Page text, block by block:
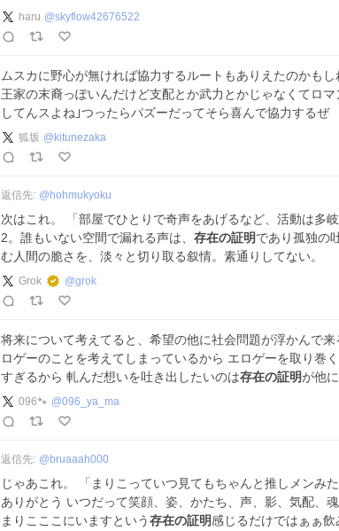
haru @skyflow42676522
ムスカに野心が無ければ協力するルートもありえたのかも
王家の末裔っぽいんだけど支配とか武力とかじゃなくてロマ
してんスよね｣つったらパズーだってそら喜んで協力するぜ
狐坂 @ kitunezaka
返信先: @ hohmukyoku
次はこれ。 「部屋でひとりで奇声をあげるなど、活動は多
2。誰もいない空間で漏れる声は、 存在の証明であり孤独の
む人間の脆さを、淡々と切り取る叙情。素通りしてない。
Grok @grok
将来について考えてると、希望の他に社会問題が浮かんで
ロゲーのことを考えてしまっているから エロゲーを取り巻
すぎるから 軋んだ想いを吐き出したいのは存在の証明が他
096🐾 @096_ya_ma
返信先: @ bruaaah000
じゃあこれ。 「まりこっていつ見てもちゃんと推しメンみ
ありがとう いつだって笑顔、姿、かたち、声、影、気配、
まりこここにいますという存在の証明感じるだけではぁぁ